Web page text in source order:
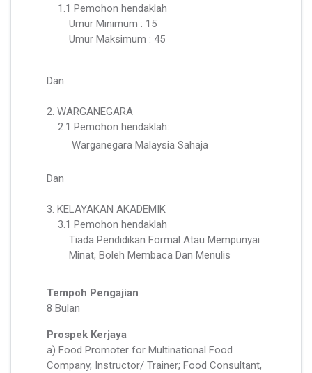
1.1 Pemohon hendaklah
Umur Minimum : 15
Umur Maksimum : 45
Dan
2. WARGANEGARA
2.1 Pemohon hendaklah:
Warganegara Malaysia Sahaja
Dan
3. KELAYAKAN AKADEMIK
3.1 Pemohon hendaklah
Tiada Pendidikan Formal Atau Mempunyai
Minat, Boleh Membaca Dan Menulis
Tempoh Pengajian
8 Bulan
Prospek Kerjaya
a) Food Promoter for Multinational Food
Company, Instructor/ Trainer; Food Consultant,